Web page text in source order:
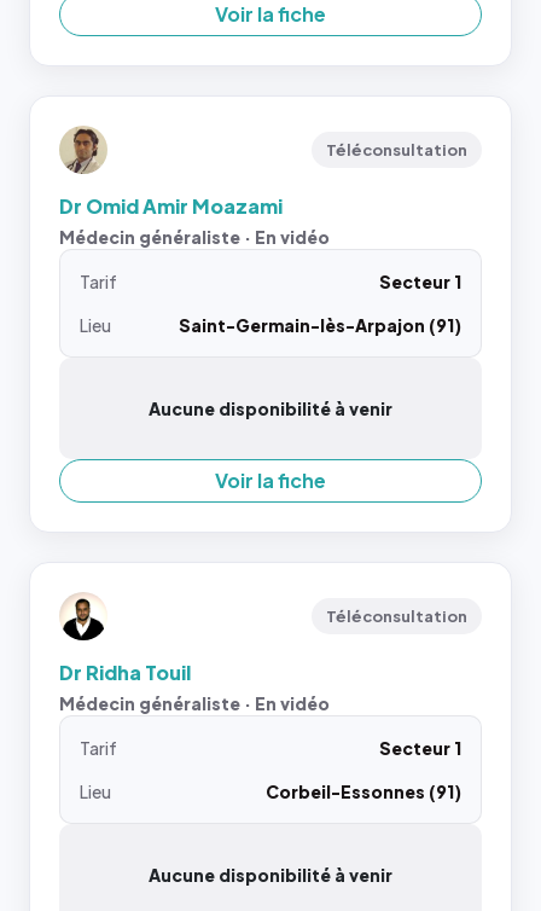
Voir la fiche
Téléconsultation
Dr Omid Amir Moazami
Médecin généraliste · En vidéo
Tarif
Secteur 1
Lieu
Saint-Germain-lès-Arpajon (91)
Aucune disponibilité à venir
Voir la fiche
Téléconsultation
Dr Ridha Touil
Médecin généraliste · En vidéo
Tarif
Secteur 1
Lieu
Corbeil-Essonnes (91)
Aucune disponibilité à venir